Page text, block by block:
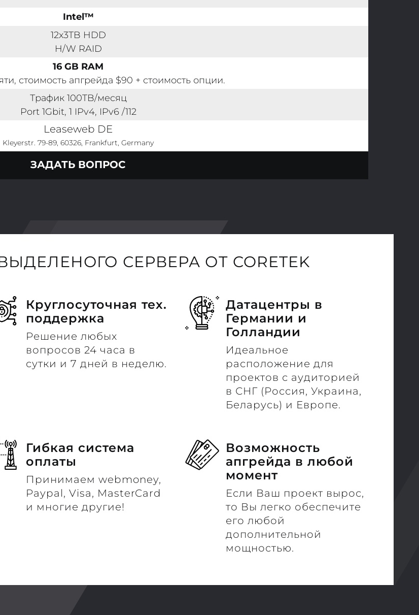
Intel™
12x3TB HDD
H/W RAID
16 GB RAM
стоимость апгрейда $90 + стоимость опции.
Трафик 100TB/месяц
Port 1Gbit, 1 IPv4, IPv6 /112
Leaseweb DE
Kleyerstr. 79-89, 60326, Frankfurt, Germany
ЗАДАТЬ ВОПРОС
СЕРВЕРА ОТ CORETEK
Круглосуточная тех.
поддержка
Решение любых
вопросов 24 часа в
сутки и 7 дней в неделю.
Датацентры в
Германии и
Голландии
Идеальное
расположение для
проектов с аудиторией
в СНГ (Россия, Украина,
Беларусь) и Европе.
Гибкая система
оплаты
Принимаем webmoney,
Paypal, Visa, MasterCard
и многие другие!
Возможность
апгрейда в любой
момент
Если Ваш проект вырос,
то Вы легко обеспечите
его любой
дополнительной
мощностью.